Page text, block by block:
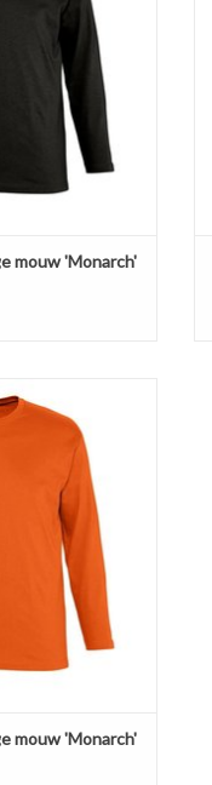
gr. p/m)
schoudernaden.
mouw 'Monarch'
lange mouwen en
Sol's.Verkrijgbaar in
S t/m 5XL!
jersey half gekamd
gr. p/m)
schoudernaden.
halsboord.
mouw 'Monarch'